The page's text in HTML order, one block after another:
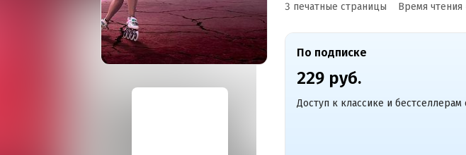
3 печатные страницы Время чтения
По подписке
229 руб.
Доступ к классике и бестселлерам